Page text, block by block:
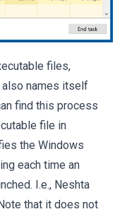
files,
also names itself
find this process
file in
the Windows
each time an
I.e., Neshta
that it does not